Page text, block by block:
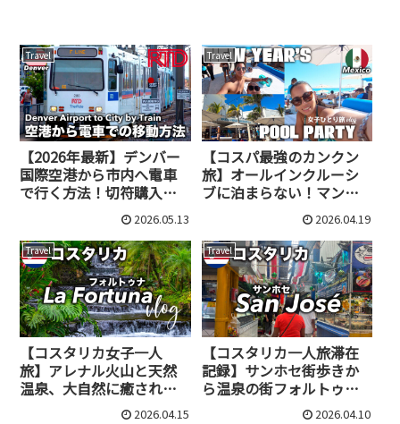
Travel
【2026年最新】デンバー
国際空港から市内へ電車
で行く方法！切符購入〜
2026.05.13
Travel
【コスパ最強のカンクン
旅】オールインクルーシ
ブに泊まらない！マンダ
ラビーチクラブが最高に
2026.04.19
Travel
【コスタリカ女子一人
旅】アレナル火山と天然
温泉、大自然に癒される
フォルトゥナの休日2026.04.15
Travel
【コスタリカ一人旅滞在
記録】サンホセ街歩きか
ら温泉の街フォルトゥナ
2026.04.10